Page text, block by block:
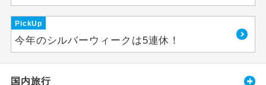
PickUp
今年のシルバーウィークは5連休！
国内旅行